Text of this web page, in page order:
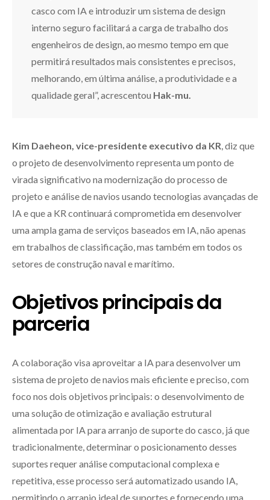
casco com IA e introduzir um sistema de design
interno seguro facilitará a carga de trabalho dos
engenheiros de design, ao mesmo tempo em que
permitirá resultados mais consistentes e precisos,
melhorando, em última análise, a produtividade e a
qualidade geral”, acrescentou Hak-mu.
Kim Daeheon, vice-presidente executivo da KR, diz que
o projeto de desenvolvimento representa um ponto de
virada significativo na modernização do processo de
projeto e análise de navios usando tecnologias avançadas de
IA e que a KR continuará comprometida em desenvolver
uma ampla gama de serviços baseados em IA, não apenas
em trabalhos de classificação, mas também em todos os
setores de construção naval e marítimo.
Objetivos principais da
parceria
A colaboração visa aproveitar a IA para desenvolver um
sistema de projeto de navios mais eficiente e preciso, com
foco nos dois objetivos principais: o desenvolvimento de
uma solução de otimização e avaliação estrutural
alimentada por IA para arranjo de suporte do casco, já que
tradicionalmente, determinar o posicionamento desses
suportes requer análise computacional complexa e
repetitiva, esse processo será automatizado usando IA,
permitindo o arranjo ideal de suportes e fornecendo uma